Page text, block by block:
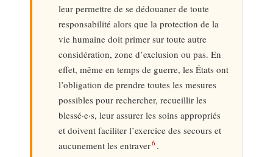
leur permettre de se dédouaner de toute
responsabilité alors que la protection de la
vie humaine doit primer sur toute autre
considération, zone d’exclusion ou pas. En
effet, même en temps de guerre, les États ont
l’obligation de prendre toutes les mesures
possibles pour rechercher, recueillir les
blessé·e·s, leur assurer les soins appropriés
et doivent faciliter l’exercice des secours et
aucunement les entraver6 .